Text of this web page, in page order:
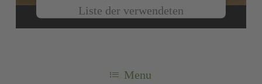
Liste der verwendeten
Technologien hinzuzufügen.
Management Platform
Menu